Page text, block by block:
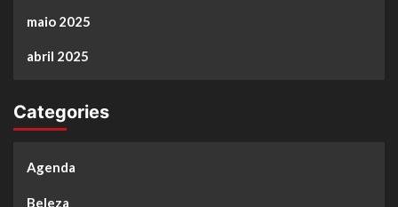
maio 2025
abril 2025
Categories
Agenda
Beleza